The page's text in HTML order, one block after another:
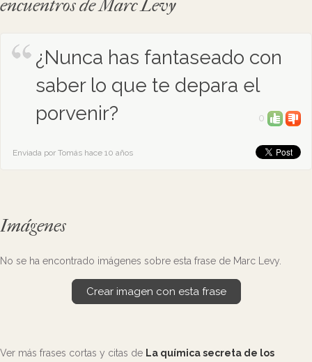
encuentros de Marc Levy
¿Nunca has fantaseado con
saber lo que te depara el
porvenir?
0
Enviada por Tomás hace 10 años
Imágenes
No se ha encontrado imágenes sobre esta frase de Marc Levy.
Crear imagen con esta frase
Ver más frases cortas y citas de La química secreta de los